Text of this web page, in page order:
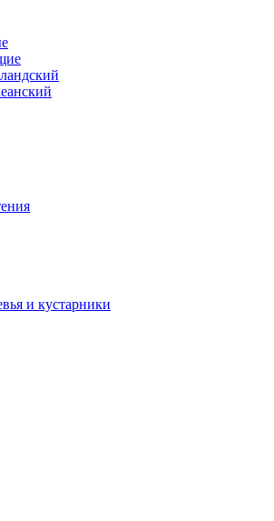
и кустарники